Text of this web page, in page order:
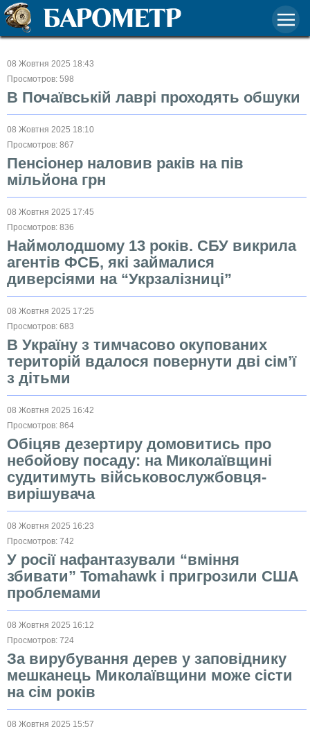
08 Жовтня 2025 18:43
Просмотров: 598
В Почаївській лаврі проходять обшуки
08 Жовтня 2025 18:10
Просмотров: 867
Пенсіонер наловив раків на пів
мільйона грн
08 Жовтня 2025 17:45
Просмотров: 836
Наймолодшому 13 років. СБУ викрила
агентів ФСБ, які займалися
диверсіями на “Укрзалізниці”
08 Жовтня 2025 17:25
Просмотров: 683
В Україну з тимчасово окупованих
територій вдалося повернути дві сім’ї
з дітьми
08 Жовтня 2025 16:42
Просмотров: 864
Обіцяв дезертиру домовитись про
небойову посаду: на Миколаївщині
судитимуть військовослужбовця-
вирішувача
08 Жовтня 2025 16:23
Просмотров: 742
У росії нафантазували “вміння
збивати” Tomahawk і пригрозили США
проблемами
08 Жовтня 2025 16:12
Просмотров: 724
За вирубування дерев у заповіднику
мешканець Миколаївщини може сісти
на сім років
08 Жовтня 2025 15:57